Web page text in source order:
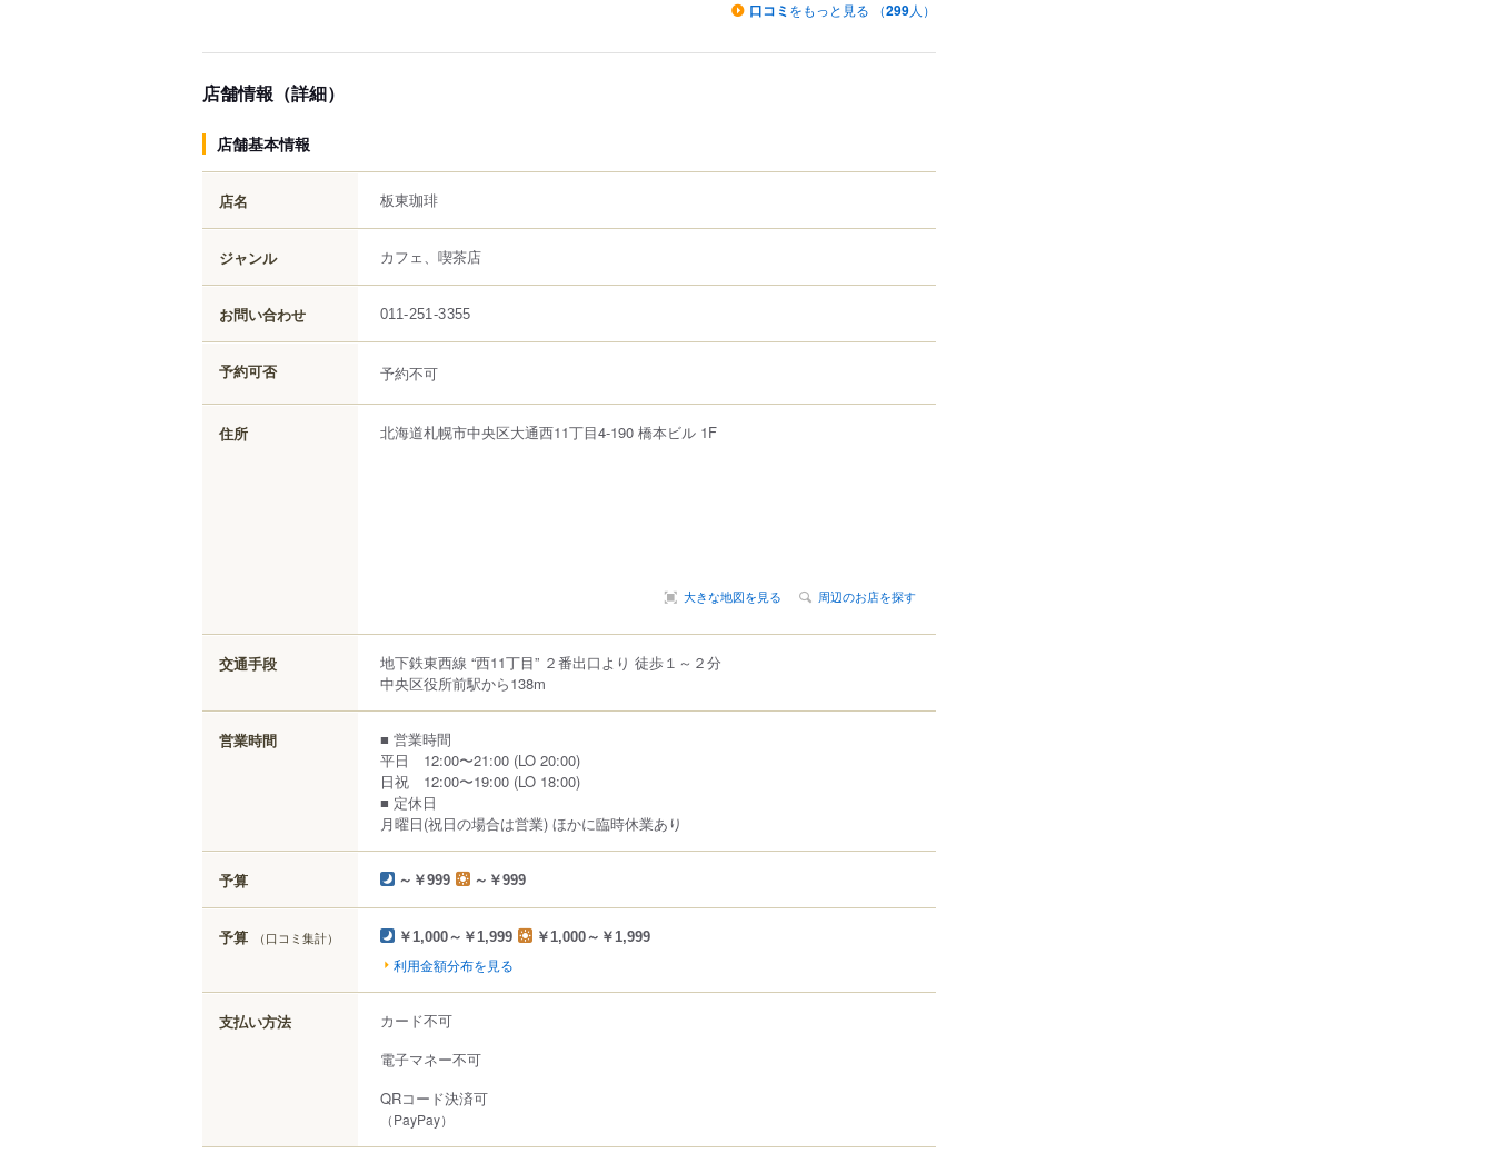
口コミ をもっと見る （299人）
店舗情報（詳細）
店舗基本情報
店名 板東珈琲
ジャンル カフェ、喫茶店
お問い合わせ 011-251-3355
予約可否 予約不可
住所 北海道札幌市中央区大通西11丁目4-190 橋本ビル 1F
大きな地図を見る 周辺のお店を探す
交通手段
地下鉄東西線 “西11丁目” ２番出口より 徒歩１～２分
中央区役所前駅から138m
営業時間
■ 営業時間
平日 12:00〜21:00 (LO 20:00)
日祝 12:00〜19:00 (LO 18:00)
■ 定休日
月曜日(祝日の場合は営業) ほかに臨時休業あり
予算 ～￥999 ～￥999
予算 （口コミ集計） ￥1,000～￥1,999 ￥1,000～￥1,999
利用金額分布を見る
支払い方法
カード不可
電子マネー不可
QRコード決済可
（PayPay）